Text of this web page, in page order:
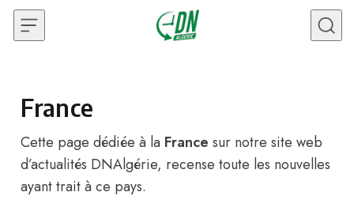
Skip to content
France
Cette page dédiée à la France sur notre site web
d’actualités DNAlgérie, recense toute les nouvelles
ayant trait à ce pays.